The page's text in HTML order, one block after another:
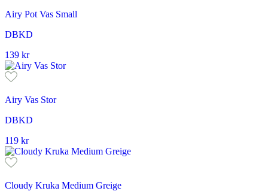
Airy Pot Vas Small
DBKD
139 kr
Airy Vas Stor
DBKD
119 kr
Cloudy Kruka Medium Greige